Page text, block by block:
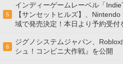
5
インディーゲームレーベル「
【サンセットヒルズ】、
域で発売決定！本日より予約受付
6
ジグノシステムジャパン、
シュ！コンビニ大作戦』を公開